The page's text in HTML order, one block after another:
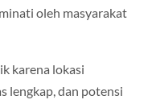
oleh masyarakat
karena lokasi
lengkap, dan potensi